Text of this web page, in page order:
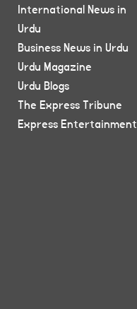
International News in
Urdu
Business News in Urdu
Urdu Magazine
Urdu Blogs
The Express Tribune
Express Entertainment